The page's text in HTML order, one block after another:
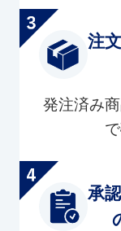
注
発注済み
承